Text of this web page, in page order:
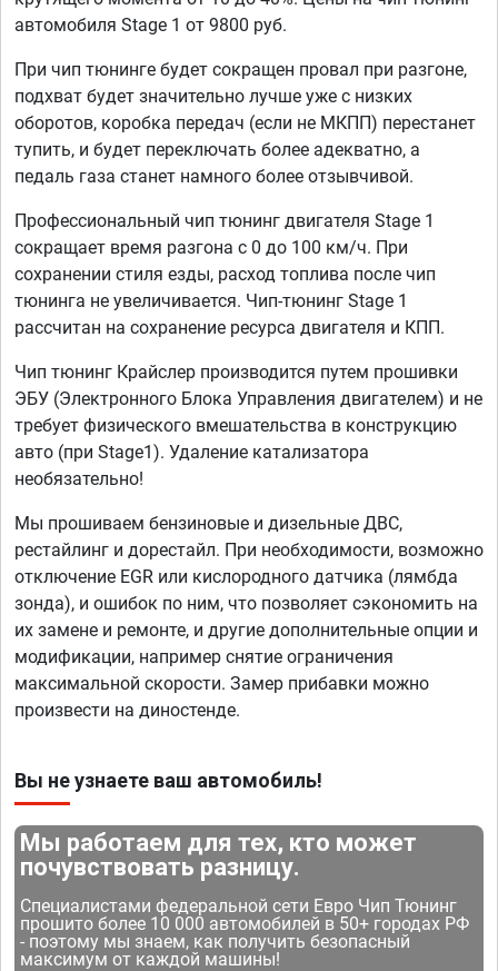
автомобиля Stage 1 от 9800 руб.
При чип тюнинге будет сокращен провал при разгоне,
подхват будет значительно лучше уже с низких
оборотов, коробка передач (если не МКПП) перестанет
тупить, и будет переключать более адекватно, а
педаль газа станет намного более отзывчивой.
Профессиональный чип тюнинг двигателя Stage 1
сокращает время разгона с 0 до 100 км/ч. При
сохранении стиля езды, расход топлива после чип
тюнинга не увеличивается. Чип-тюнинг Stage 1
рассчитан на сохранение ресурса двигателя и КПП.
Чип тюнинг Крайслер производится путем прошивки
ЭБУ (Электронного Блока Управления двигателем) и не
требует физического вмешательства в конструкцию
авто (при Stage1). Удаление катализатора
необязательно!
Мы прошиваем бензиновые и дизельные ДВС,
рестайлинг и дорестайл. При необходимости, возможно
отключение EGR или кислородного датчика (лямбда
зонда), и ошибок по ним, что позволяет сэкономить на
их замене и ремонте, и другие дополнительные опции и
модификации, например снятие ограничения
максимальной скорости. Замер прибавки можно
произвести на диностенде.
Вы не узнаете ваш автомобиль!
Мы работаем для тех, кто может
почувствовать разницу.
Специалистами федеральной сети Евро Чип Тюнинг
прошито более 10 000 автомобилей в 50+ городах РФ
- поэтому мы знаем, как получить безопасный
максимум от каждой машины!